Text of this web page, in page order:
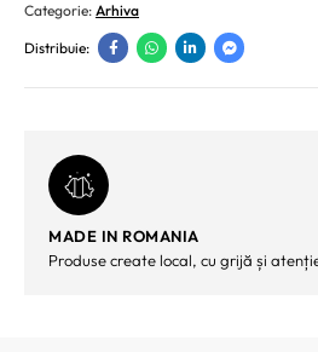
Categorie: Arhiva
Distribuie:
MADE IN ROMANIA
Produse create local, cu grijă și